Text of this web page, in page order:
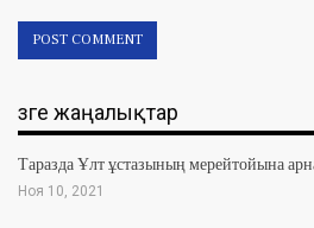
Өзге жаңалықтар
Таразда Ұлт ұстазының мерейтойына
Ноя 10, 2021